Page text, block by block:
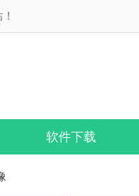
软件下载